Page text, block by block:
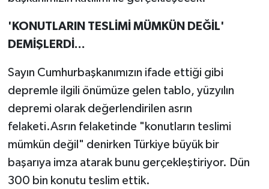
'KONUTLARIN TESLİMİ MÜMKÜN DEĞİL'
DEMİŞLERDİ...
Sayın Cumhurbaşkanımızın ifade ettiği gibi
depremle ilgili önümüze gelen tablo, yüzyılın
depremi olarak değerlendirilen asrın
felaketi.Asrın felaketinde "konutların teslimi
mümkün değil" denirken Türkiye büyük bir
başarıya imza atarak bunu gerçekleştiriyor. Dün
300 bin konutu teslim ettik.